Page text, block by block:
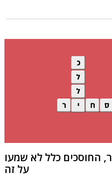
החוסכים כלל לא שמעו
על זה